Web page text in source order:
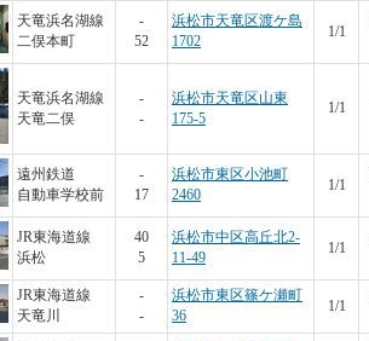
天竜浜名湖線
二俣本町
-
52
浜松市天竜区渡ケ島
1702
1/1
天竜浜名湖線
天竜二俣
-
-
浜松市天竜区山東
175-5
1/1
遠州鉄道
自動車学校前
-
17
浜松市東区小池町
2460
1/1
JR東海道線
浜松
40
5
浜松市中区高丘北2-
11-49
1/1
JR東海道線
天竜川
-
-
浜松市東区篠ケ瀬町
36
1/1